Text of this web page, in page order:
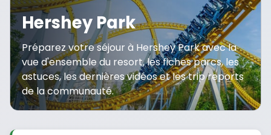
Hershey Park
Préparez votre séjour à Hershey Park avec la
vue d'ensemble du resort, les fiches parcs, les
astuces, les dernières vidéos et les trip reports
de la communauté.